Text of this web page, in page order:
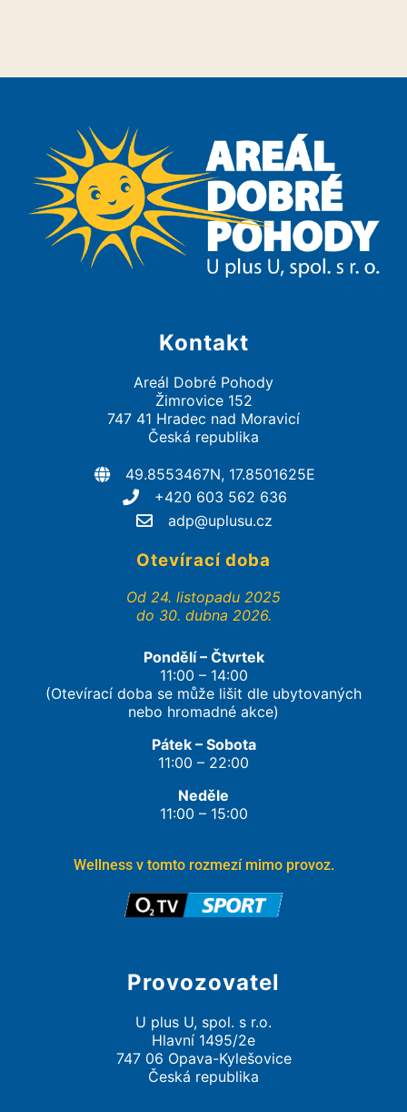
Kontakt
Areál Dobré Pohody
Žimrovice 152
747 41 Hradec nad Moravicí
Česká republika
49.8553467N, 17.8501625E
+420 603 562 636
adp@uplusu.cz
Otevírací doba
Od 24. listopadu 2025
do 30. dubna 2026.
Pondělí – Čtvrtek
11:00 – 14:00
(Otevírací doba se může lišit dle ubytovaných
nebo hromadné akce)
Pátek – Sobota
11:00 – 22:00
Neděle
11:00 – 15:00
Wellness v tomto rozmezí mimo provoz.
Provozovatel
U plus U, spol. s r.o.
Hlavní 1495/2e
747 06 Opava-Kylešovice
Česká republika